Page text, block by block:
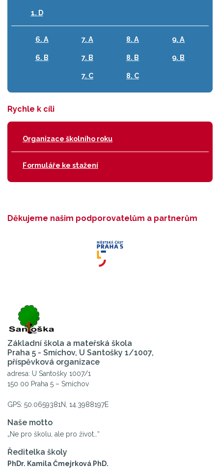
1. D
6. A
6. B
7. A
7. B
7. C
8. A
8. B
8. C
9. A
9. B
Rychle k cíli
Organizace školního roku
Formuláře ke stažení
Děkujeme našim podporovatelům a partnerům
Základní škola a mateřská škola
Praha 5 - Smíchov, U Santošky 1/1007,
příspěvková organizace
adresa: U Santošky 1007/1
150 00 Praha 5 – Smíchov
GPS: 50.0659381N, 14.3988197E
Naše motto
„Ne pro školu, ale pro život…“
Ředitelka školy
PhDr. Kamila Čmejrková PhD.